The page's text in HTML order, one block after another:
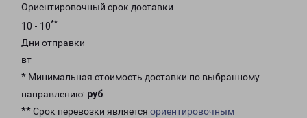
Ориентировочный срок доставки
10 - 10**
Дни отправки
вт
* Минимальная стоимость доставки по выбранному
направлению: руб.
** Срок перевозки является ориентировочным